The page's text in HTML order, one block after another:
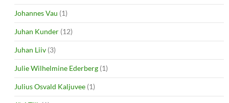
Johannes Vau (1)
Juhan Kunder (12)
Juhan Liiv (3)
Julie Wilhelmine Ederberg (1)
Julius Osvald Kaljuvee (1)